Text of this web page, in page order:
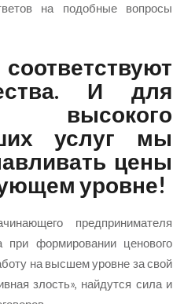
на подобные вопросы
И для
высокого
услуг мы
цены
уровне!
предпринимателя
при формировании ценового
на высшем уровне за свой
злость», найдутся сила и